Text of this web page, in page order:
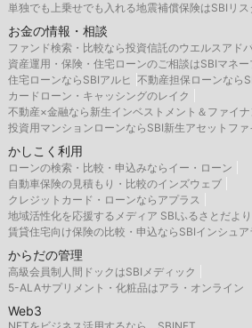
単独でも上乗せでも入れる地震補償保険はSBIリス
お金の情報・相談
ファンド検索・比較なら投資信託のウエルスアド
資産運用・保険・住宅ローンのご相談はSBIマネ
住宅ローンならSBIアルヒ 不動産担保ローンなら
カードローン・キャッシングのレイク
不動産×金融なら新生インベストメント＆ファイナ
投資用マンションローンならSBI新生アセットファ
かしこく利用
ローンの検索・比較・申込みならイー・ローン
自動車保険の見積もり・比較のインズウェブ
クレジットカード・ローンならアプラス
地域活性化を応援するメディア SBIふるさとだより
賃貸住宅向け保険の比較・申込ならSBIインシュア
からだの管理
高級会員制人間ドックはSBIメディック
5-ALAサプリメント・化粧品はアラ・オンライン
Web3